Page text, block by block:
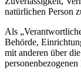
natürlichen Person
Als
Behörde,
mit anderen über